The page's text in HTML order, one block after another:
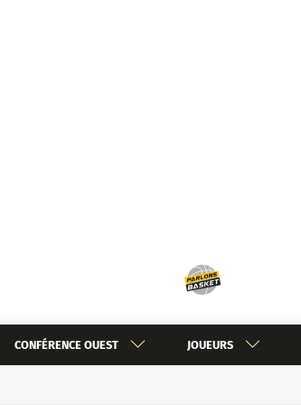
CONFÉRENCE OUEST JOUEURS